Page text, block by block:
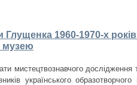
1960-1970-х
музею
мистецтвознавчого
українського